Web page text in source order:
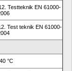
Testteknik EN 61000-
Test teknik EN 61000-
°C